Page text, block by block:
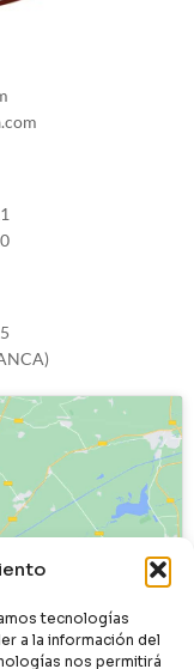
tecnologías
a la información del
nos permitirá
de